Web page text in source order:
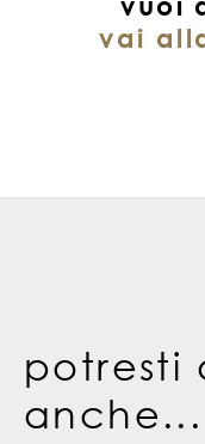
vai
potresti
anche...